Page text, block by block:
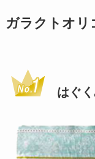
ガラクトオリ
はぐく